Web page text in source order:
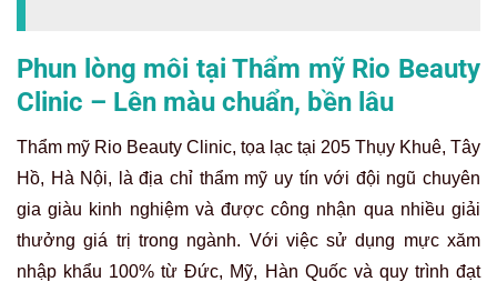
Phun lòng môi tại Thẩm mỹ Rio Beauty
Clinic – Lên màu chuẩn, bền lâu
Thẩm mỹ Rio Beauty Clinic, tọa lạc tại 205 Thụy Khuê, Tây
Hồ, Hà Nội, là địa chỉ thẩm mỹ uy tín với đội ngũ chuyên
gia giàu kinh nghiệm và được công nhận qua nhiều giải
thưởng giá trị trong ngành. Với việc sử dụng mực xăm
nhập khẩu 100% từ Đức, Mỹ, Hàn Quốc và quy trình đạt